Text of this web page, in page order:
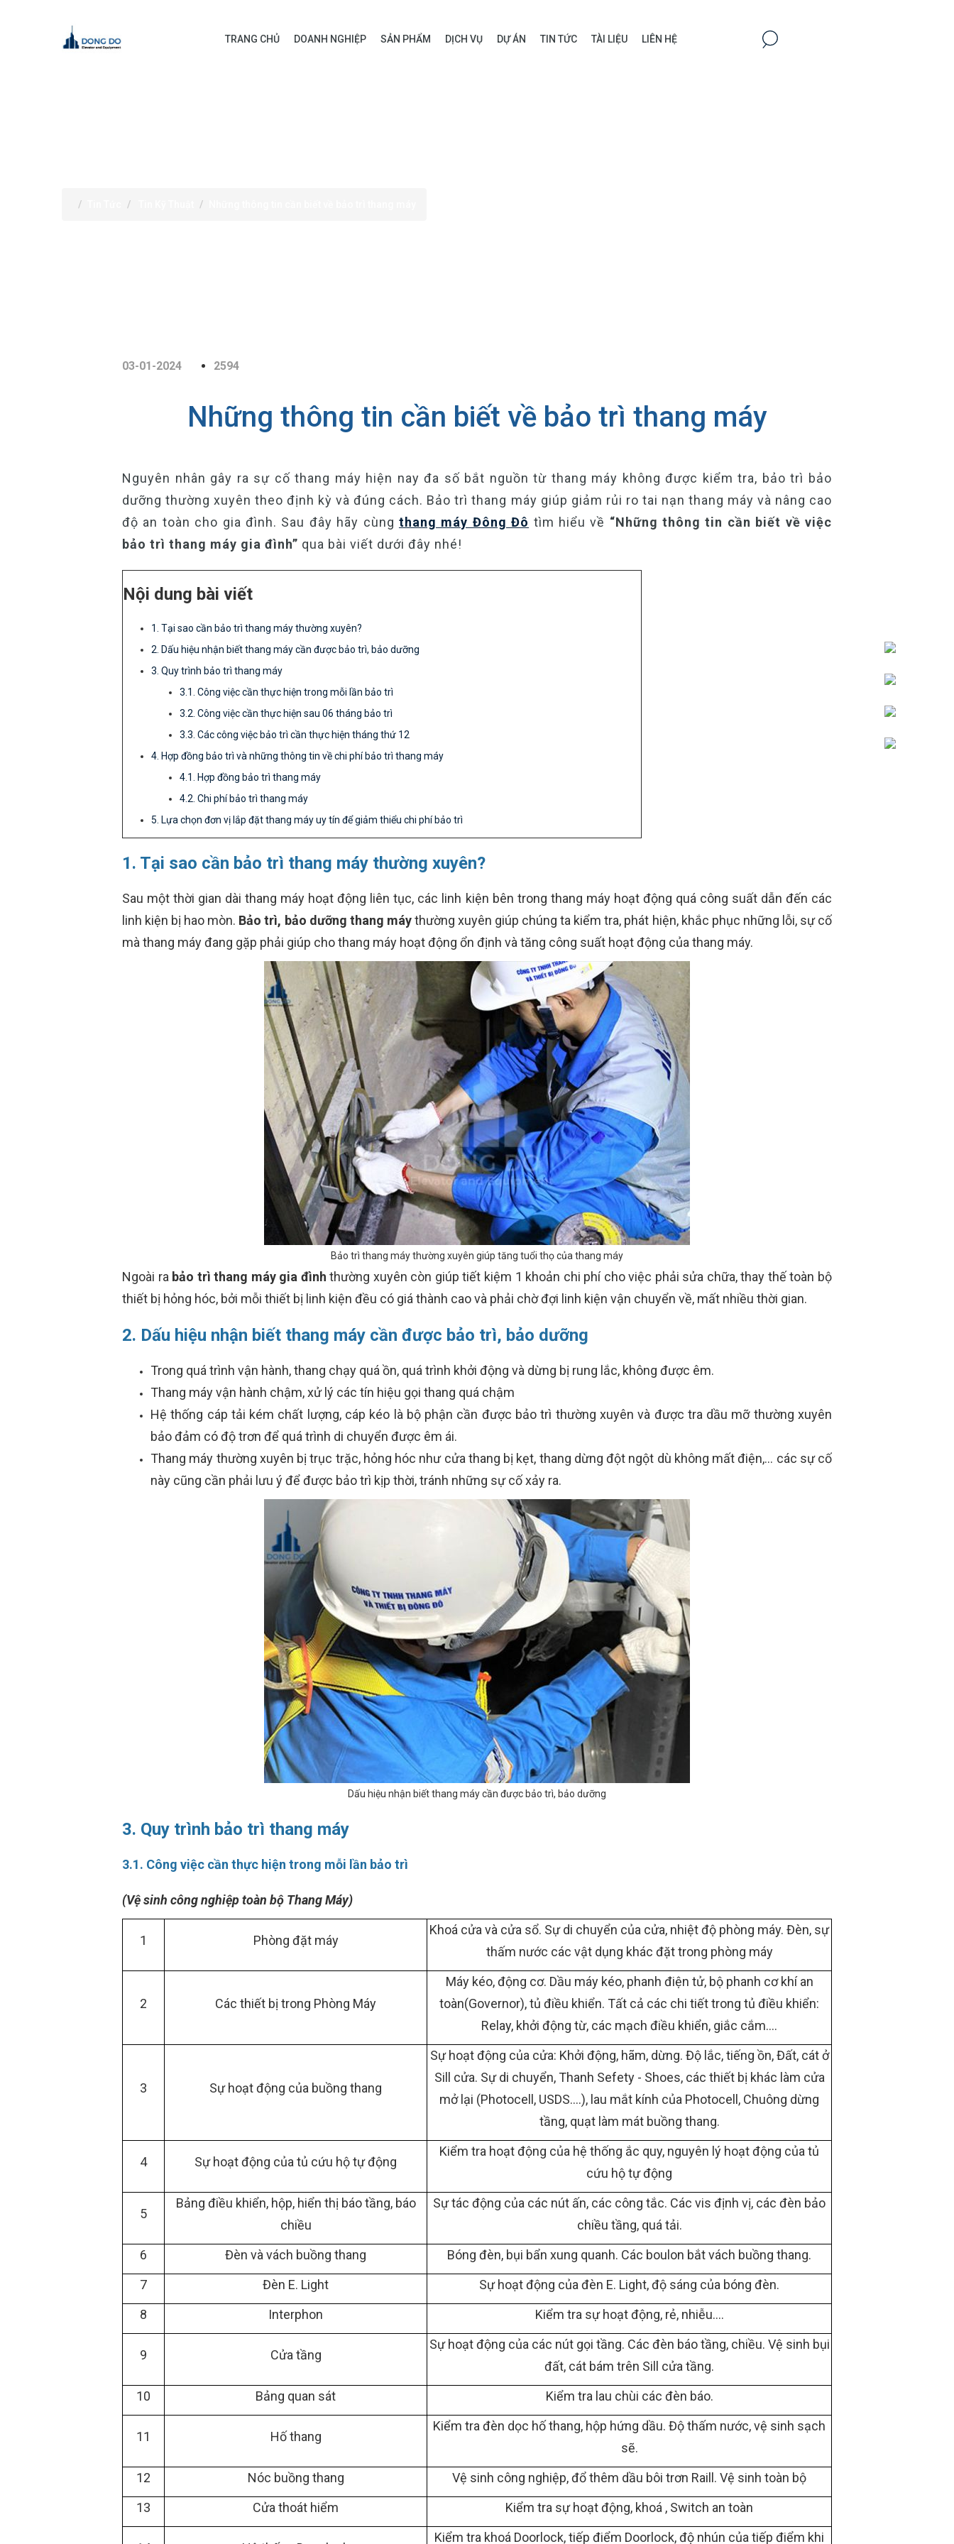
TRANG CHỦ DOANH NGHIỆP SẢN PHẨM DỊCH VỤ DỰ ÁN TIN TỨC TÀI LIỆU LIÊN HỆ
03-01-2024 2594
Những thông tin cần biết về bảo trì thang máy
Nguyên nhân gây ra sự cố thang máy hiện nay đa số bắt nguồn từ thang máy không được kiểm tra, bảo trì bảo
dưỡng thường xuyên theo định kỳ và đúng cách. Bảo trì thang máy giúp giảm rủi ro tai nạn thang máy và nâng cao
độ an toàn cho gia đình. Sau đây hãy cùng thang máy Đông Đô tìm hiểu về “Những thông tin cần biết về việc
bảo trì thang máy gia đình” qua bài viết dưới đây nhé!
Nội dung bài viết
1. Tại sao cần bảo trì thang máy thường xuyên?
2. Dấu hiệu nhận biết thang máy cần được bảo trì, bảo dưỡng
3. Quy trình bảo trì thang máy
3.1. Công việc cần thực hiện trong mỗi lần bảo trì
3.2. Công việc cần thực hiện sau 06 tháng bảo trì
3.3. Các công việc bảo trì cần thực hiện tháng thứ 12
4. Hợp đồng bảo trì và những thông tin về chi phí bảo trì thang máy
4.1. Hợp đồng bảo trì thang máy
4.2. Chi phí bảo trì thang máy
5. Lựa chọn đơn vị lắp đặt thang máy uy tín để giảm thiểu chi phí bảo trì
1. Tại sao cần bảo trì thang máy thường xuyên?
Sau một thời gian dài thang máy hoạt động liên tục, các linh kiện bên trong thang máy hoạt động quá công suất dẫn đến các
linh kiện bị hao mòn. Bảo trì, bảo dưỡng thang máythường xuyên giúp chúng ta kiểm tra, phát hiện, khắc phục những lỗi, sự cố
mà thang máy đang gặp phải giúp cho thang máy hoạt động ổn định và tăng công suất hoạt động của thang máy.
Bảo trì thang máy thường xuyên giúp tăng tuổi thọ của thang máy
Ngoài ra bảo trì thang máy gia đình thường xuyên còn giúp tiết kiệm 1 khoản chi phí cho việc phải sửa chữa, thay thế toàn bộ
thiết bị hỏng hóc, bởi mỗi thiết bị linh kiện đều có giá thành cao và phải chờ đợi linh kiện vận chuyển về, mất nhiều thời gian.
2. Dấu hiệu nhận biết thang máy cần được bảo trì, bảo dưỡng
Trong quá trình vận hành, thang chạy quá ồn, quá trình khởi động và dừng bị rung lắc, không được êm.
Thang máy vận hành chậm, xử lý các tín hiệu gọi thang quá chậm
Hệ thống cáp tải kém chất lượng, cáp kéo là bộ phận cần được bảo trì thường xuyên và được tra dầu mỡ thường xuyên
bảo đảm có độ trơn để quá trình di chuyển được êm ái.
Thang máy thường xuyên bị trục trặc, hỏng hóc như cửa thang bị kẹt, thang dừng đột ngột dù không mất điện,… các sự cố
này cũng cần phải lưu ý để được bảo trì kịp thời, tránh những sự cố xảy ra.
Dấu hiệu nhận biết thang máy cần được bảo trì, bảo dưỡng
3. Quy trình bảo trì thang máy
3.1. Công việc cần thực hiện trong mỗi lần bảo trì
(Vệ sinh công nghiệp toàn bộ Thang Máy)
1 Phòng đặt máy
Khoá cửa và cửa sổ. Sự di chuyển của cửa, nhiệt độ phòng máy. Đèn, sự
thấm nước các vật dụng khác đặt trong phòng máy
2 Các thiết bị trong Phòng Máy
Máy kéo, động cơ. Dầu máy kéo, phanh điện tử, bộ phanh cơ khí an
toàn(Governor), tủ điều khiển. Tất cả các chi tiết trong tủ điều khiển:
Relay, khởi động từ, các mạch điều khiển, giắc cắm….
3 Sự hoạt động của buồng thang
Sự hoạt động của cửa: Khởi động, hãm, dừng. Độ lắc, tiếng ồn, Đất, cát ở
Sill cửa. Sự di chuyển, Thanh Sefety - Shoes, các thiết bị khác làm cửa
mở lại (Photocell, USDS….), lau mắt kính của Photocell, Chuông dừng
tầng, quạt làm mát buồng thang.
4 Sự hoạt động của tủ cứu hộ tự động
Kiểm tra hoạt động của hệ thống ắc quy, nguyên lý hoạt động của tủ
cứu hộ tự động
5
Bảng điều khiển, hộp, hiển thị báo tầng, báo
chiều
Sự tác động của các nút ấn, các công tắc. Các vis định vị, các đèn bảo
chiều tầng, quá tải.
6
Đèn và vách buồng thang
Bóng đèn, bụi bẩn xung quanh. Các boulon bắt vách buồng thang.
7
Đèn E. Light
Sự hoạt động của đèn E. Light, độ sáng của bóng đèn.
8
Interphon Kiểm tra sự hoạt động, rẻ, nhiễu….
9 Cửa tầng
Sự hoạt động của các nút gọi tầng. Các đèn báo tầng, chiều. Vệ sinh bụi
đất, cát bám trên Sill cửa tầng.
10
Bảng quan sát Kiểm tra lau chùi các đèn báo.
11 Hố thang
Kiểm tra đèn dọc hố thang, hộp hứng dầu. Độ thấm nước, vệ sinh sạch
sẽ.
12
Nóc buồng thang
Vệ sinh công nghiệp, đổ thêm dầu bôi trơn Raill. Vệ sinh toàn bộ
13
Cửa thoát hiểm Kiểm tra sự hoạt động, khoá , Switch an toàn
Kiểm tra khoá Doorlock, tiếp điểm Doorlock, độ nhún của tiếp điểm khi